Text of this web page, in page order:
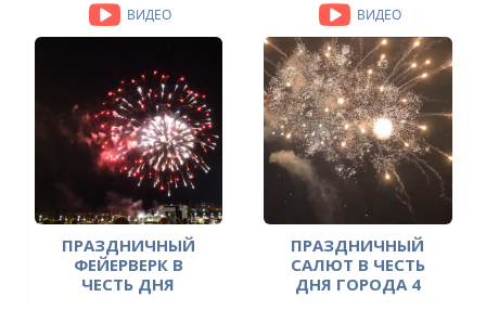
ВИДЕО
ПРАЗДНИЧНЫЙ
ФЕЙЕРВЕРК В
ЧЕСТЬ ДНЯ
ВИДЕО
ПРАЗДНИЧНЫЙ
САЛЮТ В ЧЕСТЬ
ДНЯ ГОРОДА 4